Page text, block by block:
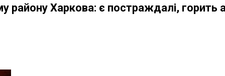
району Харкова: є постраждалі, горить